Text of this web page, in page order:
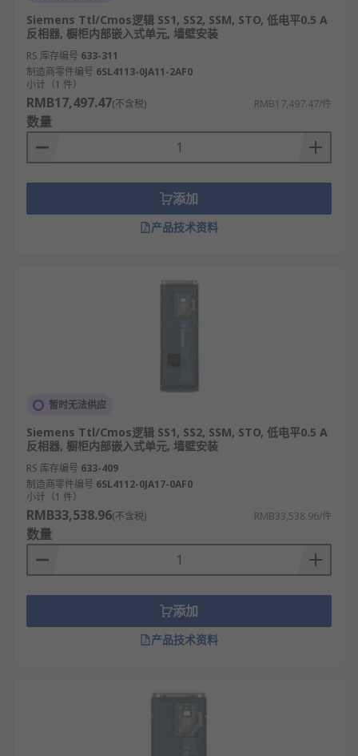
Siemens Ttl/Cmos逻辑 SS1, SS2, SSM, STO, 低电平0.5 A
反相器, 橱柜内部嵌入式单元, 墙壁安装
RS 库存编号 633-311
制造商零件编号 6SL4113-0JA11-2AF0
小计（1 件）
RMB17,497.47(不含税) RMB17,497.47/件
数量
添加
产品技术资料
暂时无法供应
Siemens Ttl/Cmos逻辑 SS1, SS2, SSM, STO, 低电平0.5 A
反相器, 橱柜内部嵌入式单元, 墙壁安装
RS 库存编号 633-409
制造商零件编号 6SL4112-0JA17-0AF0
小计（1 件）
RMB33,538.96(不含税) RMB33,538.96/件
数量
添加
产品技术资料